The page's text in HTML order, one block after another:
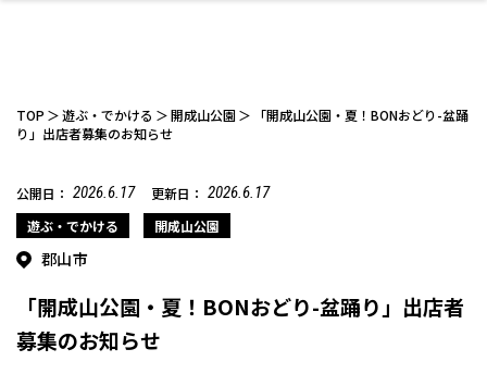
ファッション
TOP 遊ぶ・でかける 開成山公園
「開成山公園・夏！BONおどり-盆踊
り」出店者募集のお知らせ
公開日： 2026.6.17 更新日： 2026.6.17
遊ぶ・でかける 開成山公園
郡山市
「開成山公園・夏！BONおどり-盆踊り」出店者
募集のお知らせ